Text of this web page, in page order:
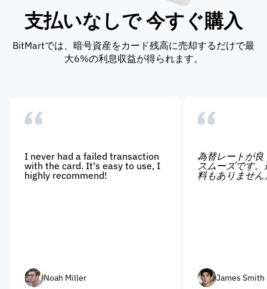
支払いなしで 今すぐ購入
BitMartでは、暗号資産をカード残高に売却するだけで最
大6%の利息収益が得られます。
I never had a failed transaction
with the card. It's easy to use, I
highly recommend!
Noah Miller
為替レートが
スムーズです
料もありません
James Smith